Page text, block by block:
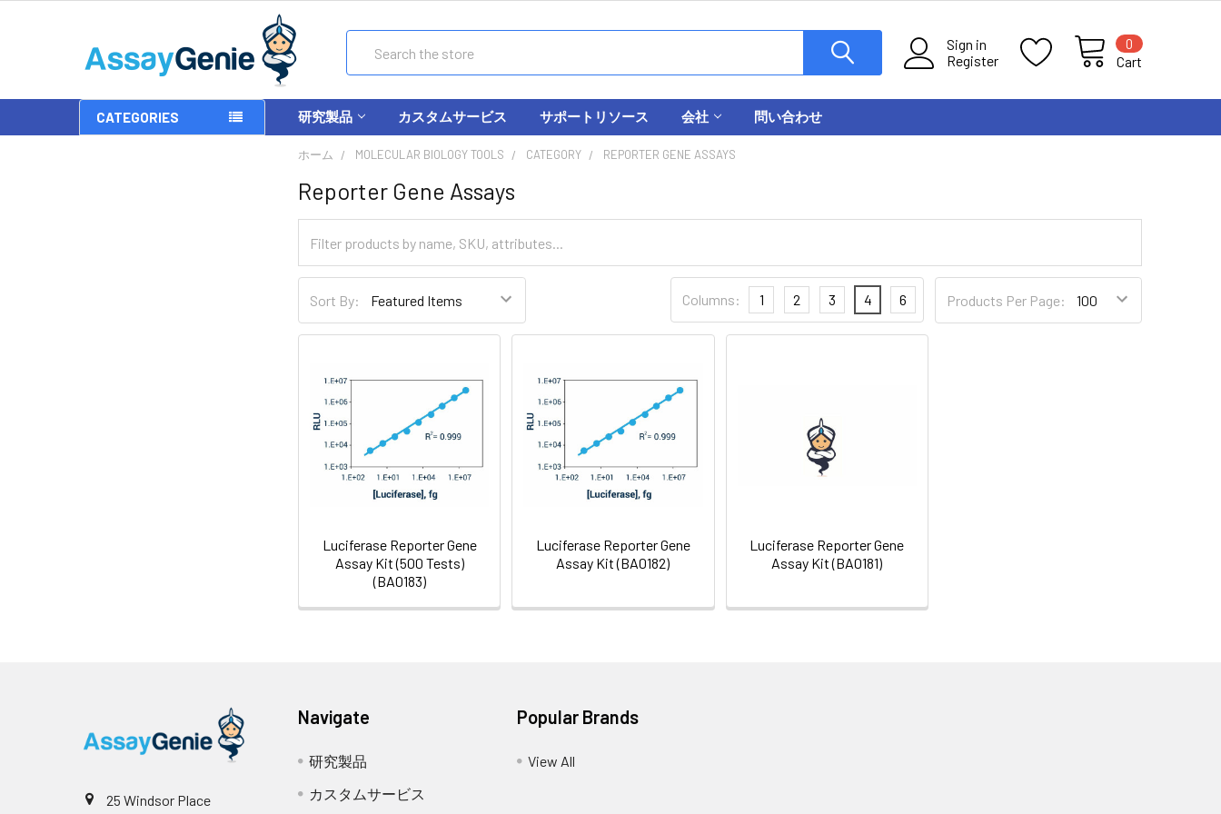
Sign in
Register
Cart
0
CATEGORIES 研究製品 カスタムサービス サポートリソース 会社 問い合わせ
ホーム MOLECULAR BIOLOGY TOOLS CATEGORY REPORTER GENE ASSAYS
Reporter Gene Assays
Sort By: Products Per Page:
Columns: 1 2 3 4 6
Luciferase Reporter Gene
Assay Kit (500 Tests)
(BA0183)
Luciferase Reporter Gene
Assay Kit (BA0182)
Luciferase Reporter Gene
Assay Kit (BA0181)
25 Windsor Place
Navigate
研究製品
カスタムサービス
Popular Brands
View All